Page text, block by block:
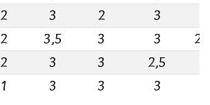
2 3 2 3
2 3,5 3 3
2 3 3 2,5
1 3 3 3